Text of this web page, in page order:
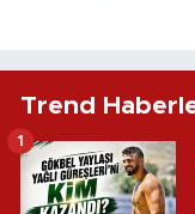
Trend
1